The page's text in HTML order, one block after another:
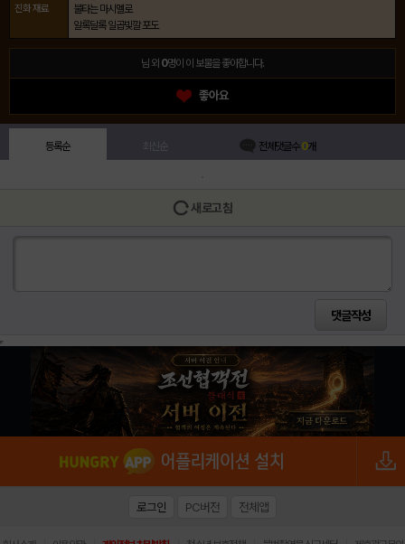
진화 재료
불타는 마시멜로
알록달록 일곱빛깔 포도
님 외 0명이 이 보물을 좋아합니다.
등록순 최신순 전체댓글수0개
새로고침
로그인 PC버전 전체앱